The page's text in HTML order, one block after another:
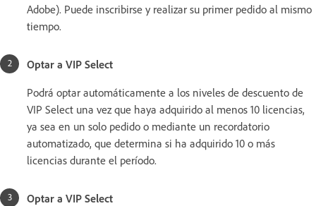
Adobe). Puede inscribirse y realizar su primer pedido al mismo
tiempo.
Optar a VIP Select
Podrá optar automáticamente a los niveles de descuento de
VIP Select una vez que haya adquirido al menos 10 licencias,
ya sea en un solo pedido o mediante un recordatorio
automatizado, que determina si ha adquirido 10 o más
licencias durante el período.
Optar a VIP Select